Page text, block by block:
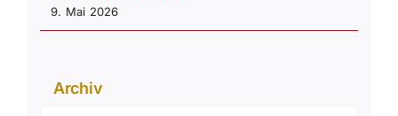
9. Mai 2026
Archiv